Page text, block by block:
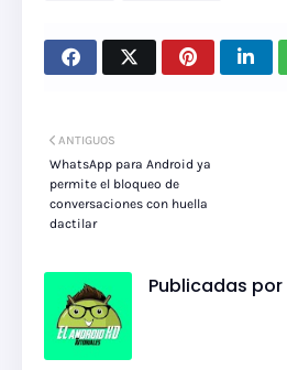
ANTIGUOS
WhatsApp para Android ya
permite el bloqueo de
conversaciones con huella
dactilar
Publicadas por